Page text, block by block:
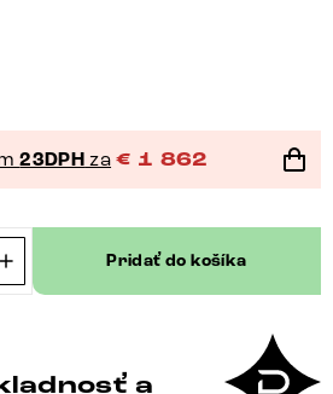
23DPH za € 1 862
Pridať do košíka
a